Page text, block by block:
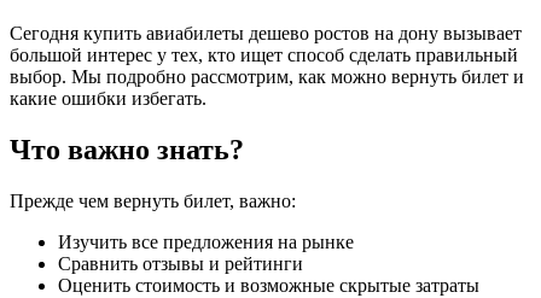
Сегодня купить авиабилеты дешево ростов на дону вызывает
большой интерес у тех, кто ищет способ сделать правильный
выбор. Мы подробно рассмотрим, как можно вернуть билет и
какие ошибки избегать.
Что важно знать?
Прежде чем вернуть билет, важно:
Изучить все предложения на рынке
Сравнить отзывы и рейтинги
Оценить стоимость и возможные скрытые затраты